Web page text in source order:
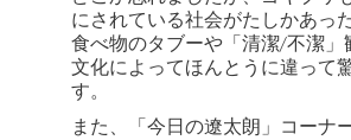
にされている社会がたしかあっ
食べ物のタブーや「清潔/不潔」
文化によってほんとうに違って
す。
また、「今日の遼太朗」コーナ